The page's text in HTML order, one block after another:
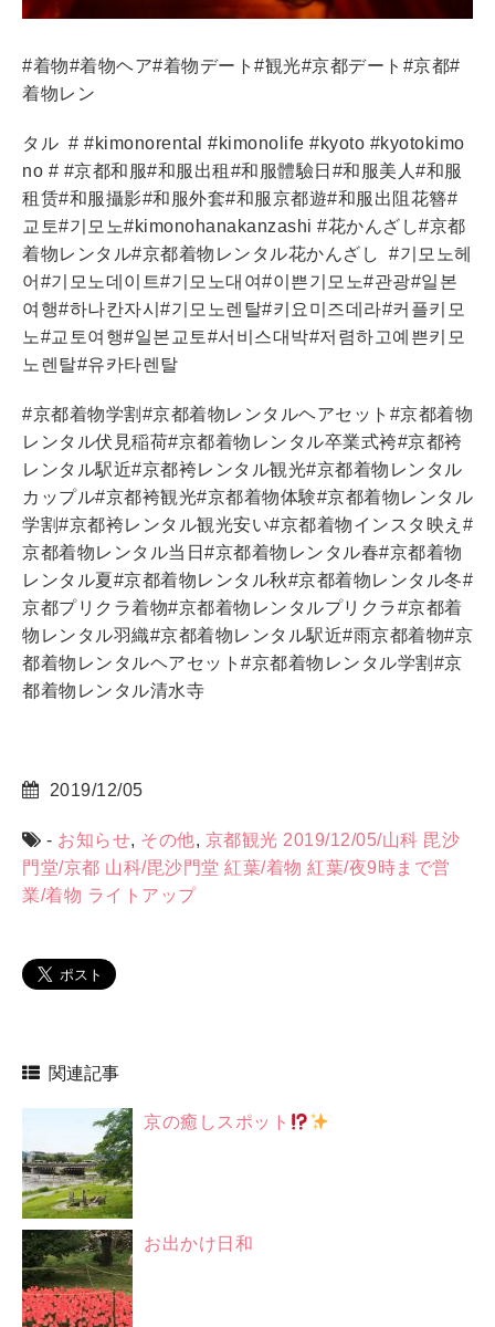
#着物#着物ヘア#着物デート #観光#京都デート #京都#
着物レン
タル # #kimonorental #kimonolife #kyoto #kyotokimo
no # #京都和服#和服出租 #和服體驗日 #和服美人 #和服
租 赁#和服攝影#和服外套#和服京都遊#和服出阻花簪#
교토#기모노#kimonohanakanzashi #花かんざし#京都
着物レンタル#京都着物レンタル花かんざし #기모노헤
어 #기모노데이트#기모노대여#이쁜기모노#관광#일본
여행#하나칸자시 #기모노렌탈#키요미즈데라#커플키모
노#교토여행#일본교토#서비스대박#저렴하고예쁜키모
노렌탈#유카타렌탈
#京都着物学割 #京都着物レンタルヘアセット #京都着物
レンタル伏見稲荷#京都着物レンタル卒業式袴#京都袴
レンタル駅近#京都袴レンタル観光#京都着物レンタル
カップル#京都袴観光#京都着物体験#京都着物レンタル
学割#京都袴レンタル観光安い#京都着物インスタ映え #
京都着物レンタル当日 #京都着物 レンタル春#京都着物
レンタル夏#京都着物レンタル秋#京都着物レンタル冬#
京都プリクラ着物#京都着物 レンタルプリクラ#京都着
物レンタル羽織#京都着物レンタル駅近#雨京都着物#京
都着物 レンタルヘアセット #京都着物 レンタル学割 #京
都着物 レンタル清水寺
2019/12/05
- お知らせ, その他, 京都観光 2019/12/05/山科 毘沙
門堂/京都 山科/毘沙門堂 紅葉/着物 紅葉/夜9時まで営
業/着物 ライトアップ
関連記事
京の癒しスポット
お出かけ日和